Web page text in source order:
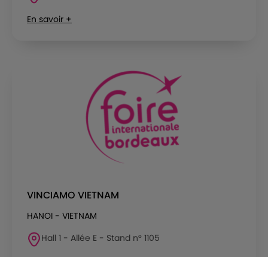
En savoir +
VINCIAMO VIETNAM
HANOI - VIETNAM
Hall 1 - Allée E - Stand n° 1105